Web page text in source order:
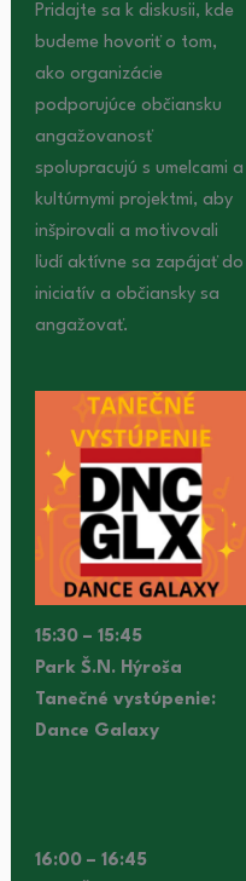
Pridajte sa k diskusii, kde
budeme hovoriť o tom,
ako organizácie
podporujúce občiansku
angažovanosť
spolupracujú s umelcami a
kultúrnymi projektmi, aby
inšpirovali a motivovali
ľudí aktívne sa zapájať do
iniciatív a občiansky sa
angažovať.
15:30 – 15:45
Park Š.N. Hýroša
Tanečné vystúpenie:
Dance Galaxy
16:00 – 16:45